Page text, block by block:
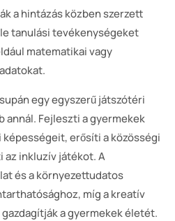
a hintázás közben szerzett
tanulási tevékenységeket
matematikai vagy
egy egyszerű játszótéri
annál. Fejleszti a gyermekek
erősíti a közösségi
az inkluzív játékot. A
és a környezettudatos
míg a kreatív
a gyermekek életét.